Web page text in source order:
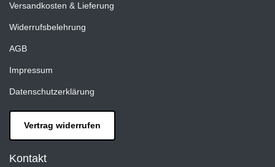
Versandkosten & Lieferung
Widerrufsbelehrung
AGB
Impressum
Datenschutzerklärung
Vertrag widerrufen
Kontakt